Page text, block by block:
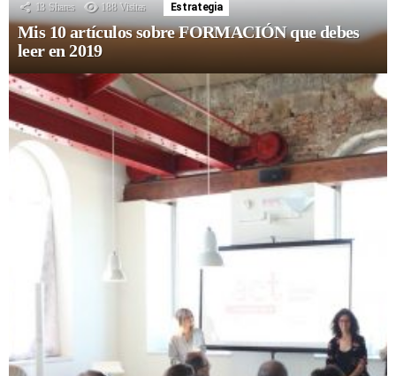
13 Shares 188 Visitas Estrategia
Mis 10 artículos sobre FORMACIÓN que debes
leer en 2019